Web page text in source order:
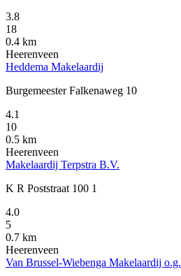
3.8
18
0.4 km
Heerenveen
Heddema Makelaardij
Burgemeester Falkenaweg 10
4.1
10
0.5 km
Heerenveen
Makelaardij Terpstra B.V.
K R Poststraat 100 1
4.0
5
0.7 km
Heerenveen
Van Brussel-Wiebenga Makelaardij o.g.